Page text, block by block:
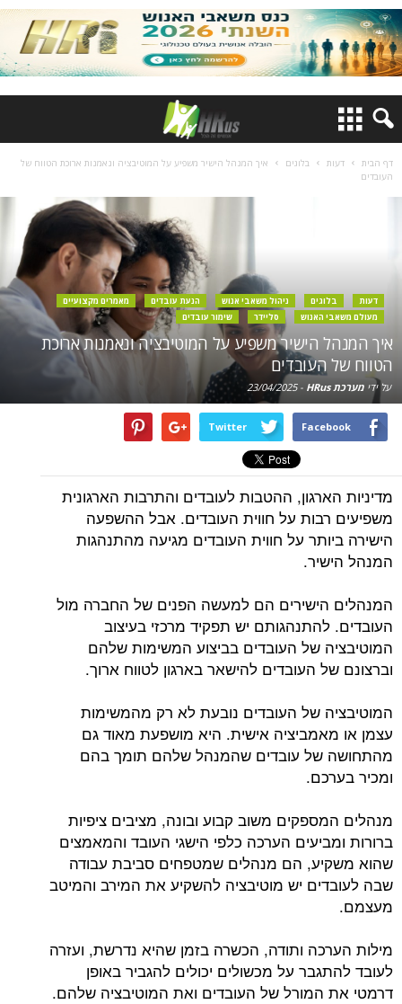
דף הבית דעות בלוגים
איך המנהל הישיר משפיע על המוטיבציה ונאמנות ארוכת הטווח של
העובדים
דעות בלוגים ניהול משאבי אנוש הנעת עובדים
מאמרים מקצועיים
מעולם משאבי האנוש
סליידר שימור עובדים
איך המנהל הישיר משפיע על המוטיבציה ונאמנות ארוכת
הטווח של העובדים
על ידי מערכת HRus -
23/04/2025
Facebook
Twitter
מדיניות הארגון, ההטבות לעובדים והתרבות הארגונית
משפיעים רבות על חווית העובדים. אבל ההשפעה
הישירה ביותר על חווית העובדים מגיעה מהתנהגות
המנהל הישיר.
המנהלים הישירים הם למעשה הפנים של החברה מול
העובדים. להתנהגותם יש תפקיד מרכזי בעיצוב
המוטיבציה של העובדים בביצוע המשימות שלהם
וברצונם של העובדים להישאר בארגון לטווח ארוך.
המוטיבציה של העובדים נובעת לא רק מהמשימות
עצמן או מאמביציה אישית. היא מושפעת מאוד גם
מהתחושה של עובדים שהמנהל שלהם תומך בהם
ומכיר בערכם.
מנהלים המספקים משוב קבוע ובונה, מציבים ציפיות
ברורות ומביעים הערכה כלפי הישגי העובד והמאמצים
שהוא משקיע, הם מנהלים שמטפחים סביבת עבודה
שבה לעובדים יש מוטיבציה להשקיע את המירב והמיטב
מעצמם.
מילות הערכה ותודה, הכשרה בזמן שהיא נדרשת, ועזרה
לעובד להתגבר על מכשולים יכולים להגביר באופן
דרמטי את המורל של העובדים ואת המוטיבציה שלהם.